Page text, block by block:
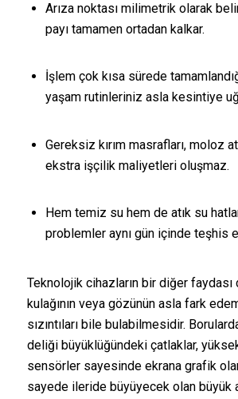
Arıza noktası milimetrik olarak
payı tamamen ortadan kalkar.
İşlem çok kısa sürede
yaşam rutinleriniz asla kesintiye
Gereksiz kırım masrafları, moloz
ekstra işçilik maliyetleri oluşmaz.
Hem temiz su hem de atık su
problemler aynı gün içinde teşhis
Teknolojik cihazların bir diğer faydası
kulağının veya gözünün asla fark
sızıntıları bile bulabilmesidir.
deliği büyüklüğündeki çatlaklar,
sensörler sayesinde ekrana grafik
sayede ileride büyüyecek olan büyük